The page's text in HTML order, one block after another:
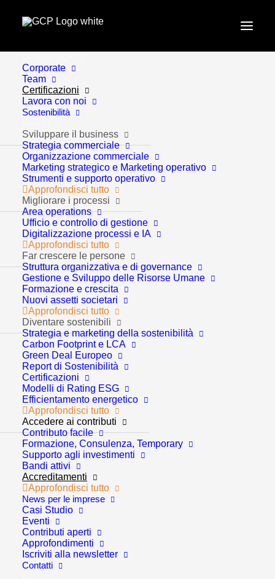
Corporate
Team
Certificazioni
Lavora con noi
Sostenibilità
Sviluppare il business
Strategia commerciale
Organizzazione commerciale
Marketing strategico e Marketing operativo
Strumenti e supporto operativo
Approfondisci tutto
Migliorare i processi
Area operations
Ufficio e controllo di gestione
Digitalizzazione processi e IA
Approfondisci tutto
Far crescere le persone
Struttura organizzativa e di governance
Gestione e Sviluppo delle Risorse Umane
Formazione e crescita
Nuovi assetti societari
Approfondisci tutto
Diventare sostenibili
Strategia e marketing della sostenibilità
Carbon Footprint e LCA
Green Deal Europeo
Report di Sostenibilità
Certificazioni
Modelli di Rating ESG
Efficientamento energetico
Approfondisci tutto
Accedere ai contributi
Contributo facile
Formazione, Consulenza, Temporary
Supporto agli investimenti
Bandi attivi
Accreditamenti
Approfondisci tutto
News per le imprese
Casi Studio
Eventi
Contributi aperti
Approfondimenti
Iscriviti alla newsletter
Contatti
Home Certificazioni
Qualità certificata:
standard
internazionali per la
tua azienda
Per noi, le certificazioni non sono semplici attestati,
ma il riflesso della nostra filosofia aziendale: un
percorso di miglioramento continuo volto alla
sostenibilità e all’efficienza. In questa sezione puoi
consultare i traguardi raggiunti e gli standard che
guidano la nostra produzione e i nostri servizi.
Consideriamo ogni certificazione ottenuta come il
punto di partenza per nuove sfide. Il nostro sistema di
gestione è in costante evoluzione per rispondere alle
dinamiche di un mercato globale sempre più
esigente. Investiamo regolarmente nella formazione